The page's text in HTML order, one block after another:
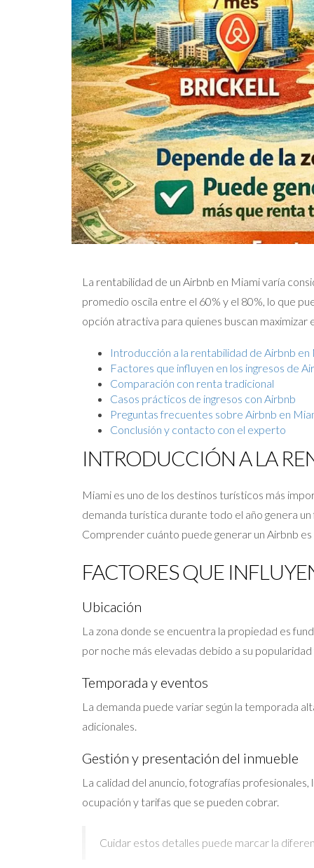
La rentabilidad de un Airbnb en Miami varía
promedio oscila entre el 60% y el 80%, lo que
opción atractiva para quienes buscan
Introducción a la rentabilidad de Airbnb en
Factores que influyen en los ingresos de
Comparación con renta tradicional
Casos prácticos de ingresos con Airbnb
Preguntas frecuentes sobre Airbnb en
Conclusión y contacto con el experto
INTRODUCCIÓN A LA
Miami es uno de los destinos turísticos más
demanda turística durante todo el año genera
Comprender cuánto puede generar un Airbnb
FACTORES QUE
Ubicación
La zona donde se encuentra la propiedad es
por noche más elevadas debido a su
Temporada y eventos
La demanda puede variar según la temporada
adicionales.
Gestión y presentación del inmueble
La calidad del anuncio, fotografías
ocupación y tarifas que se pueden cobrar.
Cuidar estos detalles puede marcar la